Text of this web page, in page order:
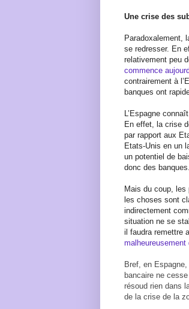
Une crise des
Paradoxalement,
se redresser. En
relativement peu
commence
contrairement à
banques ont
L’Espagne
En effet, la crise
par rapport aux
Etats-Unis en un
un potentiel de
donc des
Mais du coup, les
les choses sont
indirectement
situation ne se
il faudra remettre
malheureusement
Bref, en
bancaire ne
résoud rien dans
de la crise de la